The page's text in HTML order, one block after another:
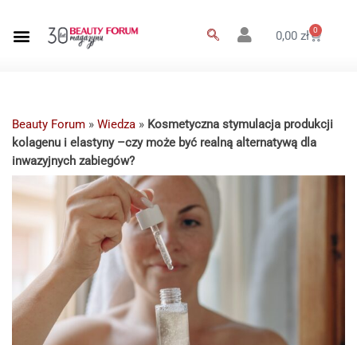
0,00zł 0
Beauty Forum » Wiedza » Kosmetyczna stymulacja produkcji
kolagenu i elastyny –czy może być realną alternatywą dla
inwazyjnych zabiegów?